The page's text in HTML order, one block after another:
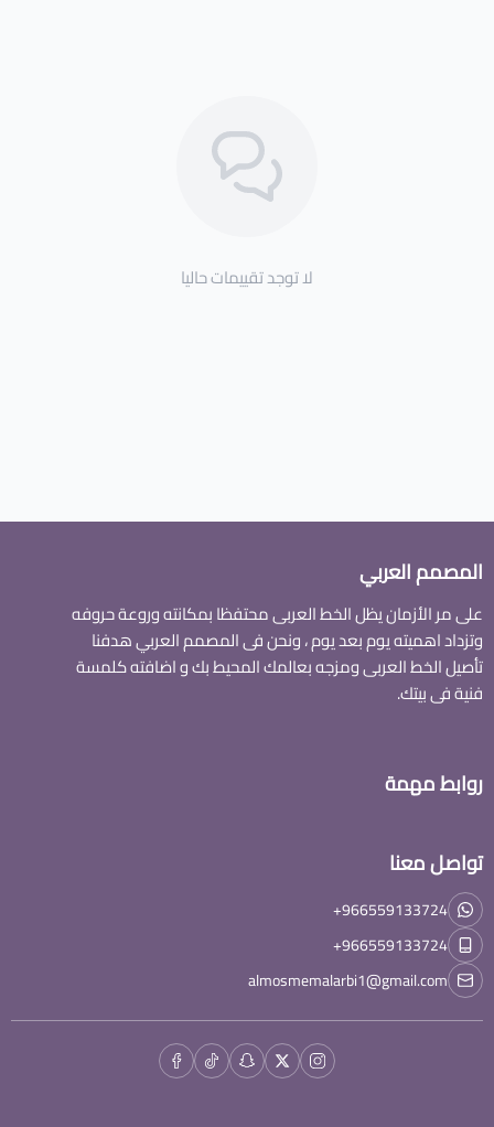
لا توجد تقييمات حاليا
المصمم العربي
على مر الأزمان يظل الخط العربى محتفظا بمكانته وروعة حروفه
وتزداد اهميته يوم بعد يوم ، ونحن فى المصمم العربي هدفنا
تأصيل الخط العربى ومزجه بعالمك المحيط بك و اضافته كلمسة
فنية فى بيتك.
روابط مهمة
تواصل معنا
+966559133724
+966559133724
almosmemalarbi1@gmail.com